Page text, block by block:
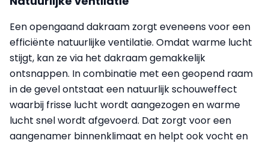
Een opengaand dakraam zorgt eveneens voor een
efficiënte natuurlijke ventilatie. Omdat warme lucht
stijgt, kan ze via het dakraam gemakkelijk
ontsnappen. In combinatie met een geopend raam
in de gevel ontstaat een natuurlijk schouweffect
waarbij frisse lucht wordt aangezogen en warme
lucht snel wordt afgevoerd. Dat zorgt voor een
aangenamer binnenklimaat en helpt ook vocht en